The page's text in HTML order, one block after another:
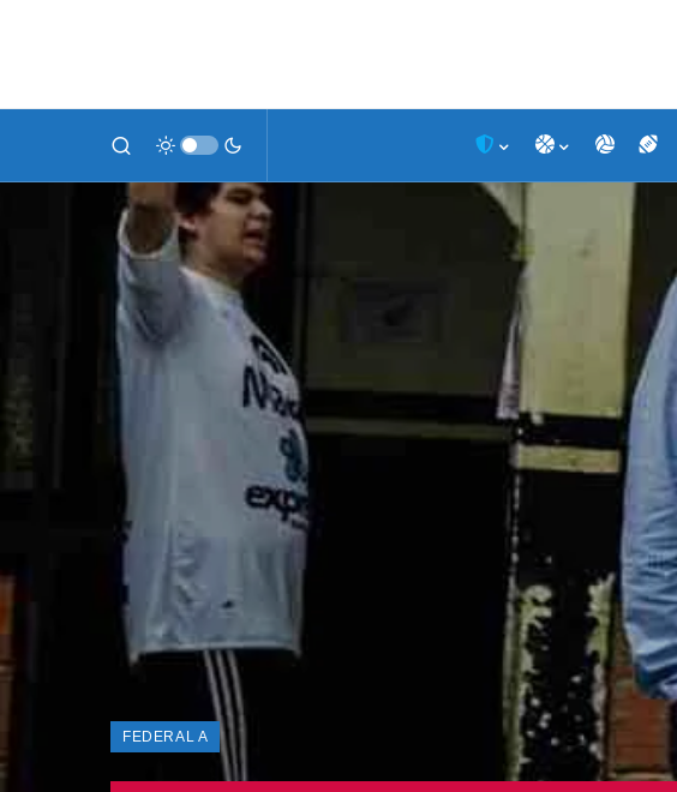
FEDERAL A